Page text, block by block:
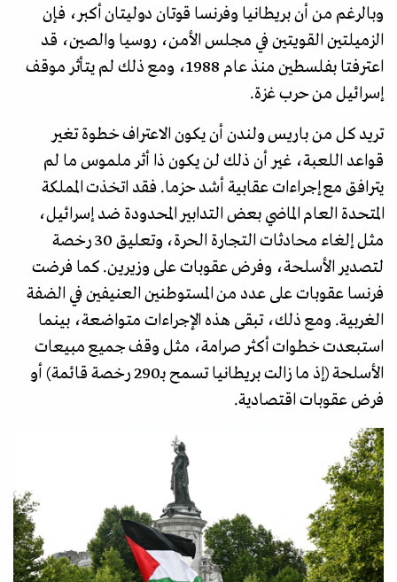
وبالرغم من أن بريطانيا وفرنسا قوتان دوليتان أكبر، فإن
الزميلتين القويتين في مجلس الأمن، روسيا والصين، قد
اعترفتا بفلسطين منذ عام 1988، ومع ذلك لم يتأثر موقف
إسرائيل من حرب غزة.
تريد كل من باريس ولندن أن يكون الاعتراف خطوة تغير
قواعد اللعبة، غير أن ذلك لن يكون ذا أثر ملموس ما لم
يترافق مع إجراءات عقابية أشد حزما. فقد اتخذت المملكة
المتحدة العام الماضي بعض التدابير المحدودة ضد إسرائيل،
مثل إلغاء محادثات التجارة الحرة، وتعليق 30 رخصة
لتصدير الأسلحة، وفرض عقوبات على وزيرين. كما فرضت
فرنسا عقوبات على عدد من المستوطنين العنيفين في الضفة
الغربية. ومع ذلك، تبقى هذه الإجراءات متواضعة، بينما
استبعدت خطوات أكثر صرامة، مثل وقف جميع مبيعات
الأسلحة (إذ ما زالت بريطانيا تسمح بـ290 رخصة قائمة) أو
فرض عقوبات اقتصادية.